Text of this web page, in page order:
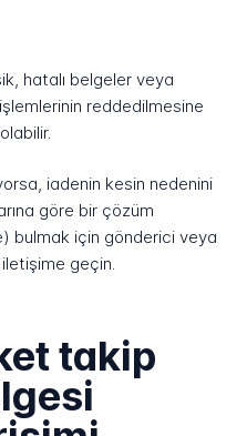
hatalı belgeler veya
reddedilmesine
iadenin kesin nedenini
göre bir çözüm
bulmak için gönderici veya
geçin.
takip